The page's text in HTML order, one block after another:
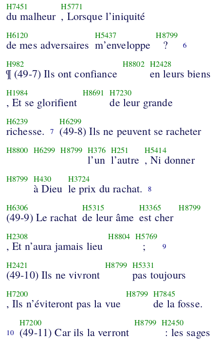
H7451
du malheur
H5771
, Lorsque l’iniquité
H6120
de mes adversaires
H5437
m’enveloppe
H8799
? 6
H982
¶ (49-7) Ils ont confiance
H8802 H2428
en leurs biens
H1984
, Et se glorifient
H8691 H7230
de leur grande
H6239
richesse. 7
H6299
(49-8) Ils ne peuvent se racheter
H8800 H6299 H8799 H376
l’un
H251
l’autre
H5414
, Ni donner
H8799 H430
à Dieu
H3724
le prix du rachat. 8
H6306
(49-9) Le rachat
H5315
de leur âme
H3365
est cher
H8799
H2308
, Et n’aura jamais lieu
H8804 H5769
; 9
H2421
(49-10) Ils ne vivront
H8799 H5331
pas toujours
H7200
, Ils n’éviteront pas la vue
H8799 H7845
de la fosse.
10
H7200
(49-11) Car ils la verront
H8799 H2450
: les sages